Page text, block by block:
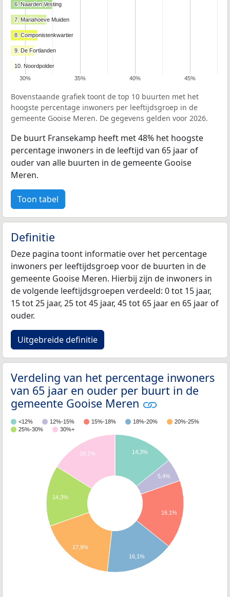
30% 35% 40% 45%
6. Naarden Vesting
6. Naarden Vesting
7. Mariahoeve Muiden
7. Mariahoeve Muiden
8. Componistenkwartier
8. Componistenkwartier
9. De Fortlanden
9. De Fortlanden
10. Noordpolder
10. Noordpolder
Bovenstaande grafiek toont de top 10 buurten met het
hoogste percentage inwoners per leeftijdsgroep in de
gemeente Gooise Meren. De gegevens gelden voor 2026.
De buurt Fransekamp heeft met 48% het hoogste
percentage inwoners in de leeftijd van 65 jaar of
ouder van alle buurten in de gemeente Gooise
Meren.
Toon tabel
Definitie
Deze pagina toont informatie over het percentage
inwoners per leeftijdsgroep voor de buurten in de
gemeente Gooise Meren. Hierbij zijn de inwoners in
de volgende leeftijdsgroepen verdeeld: 0 tot 15 jaar,
15 tot 25 jaar, 25 tot 45 jaar, 45 tot 65 jaar en 65 jaar of
ouder.
Uitgebreide definitie
Verdeling van het percentage inwoners
van 65 jaar en ouder per buurt in de
gemeente Gooise Meren
<12% 12%-15% 15%-18% 18%-20%
20%-25%
25%-30%
30%+
14,3%
5,4%
16,1%
16,1%
14,3%
17,9%
16,1%